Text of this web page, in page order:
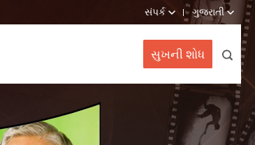
સંપર્ક ગુજરાતી
સુખની શોધ